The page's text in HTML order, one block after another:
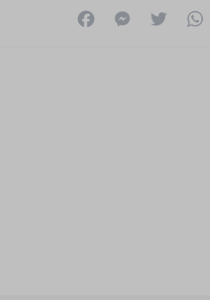
FacebookMessenger
Twitter